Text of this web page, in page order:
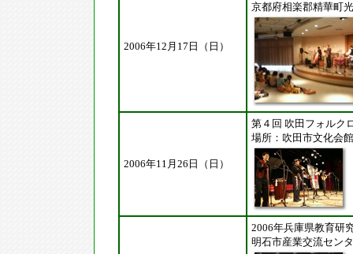
2006年12月17日（日）
京都府相楽郡精華町
2006年11月26日（日）
第４回 吹田フォルク
場所：吹田市文化会
2006年兵庫県教育研
明石市産業交流セン